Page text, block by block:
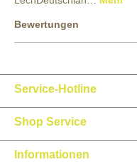
Bewertungen
Service-Hotline
Shop Service
Informationen